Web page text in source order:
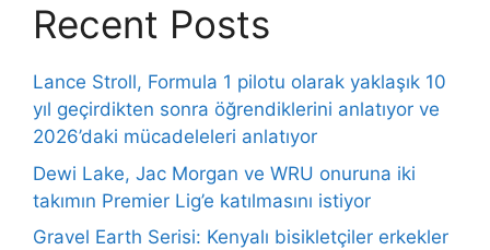
Recent Posts
Lance Stroll, Formula 1 pilotu olarak yaklaşık 10
yıl geçirdikten sonra öğrendiklerini anlatıyor ve
2026’daki mücadeleleri anlatıyor
Dewi Lake, Jac Morgan ve WRU onuruna iki
takımın Premier Lig’e katılmasını istiyor
Gravel Earth Serisi: Kenyalı bisikletçiler erkekler